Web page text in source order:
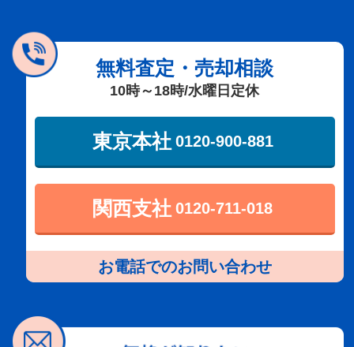
無料査定・売却相談
10時～18時/水曜日定休
東京本社 0120-900-881
関西支社 0120-711-018
お電話でのお問い合わせ